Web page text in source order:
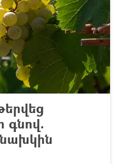
գնով.